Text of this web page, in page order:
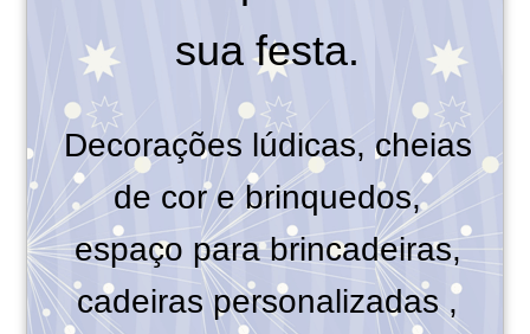
sua festa.
Decorações lúdicas, cheias
de cor e brinquedos,
espaço para brincadeiras,
cadeiras personalizadas ,